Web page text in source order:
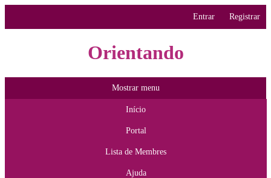
Entrar Registrar
Orientando
Mostrar menu
Início
Portal
Lista de Membres
Ajuda